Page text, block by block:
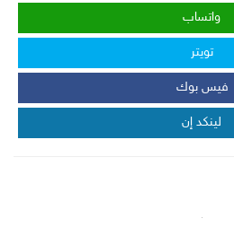
واتساب
تويتر
فيس بوك
لينكد إن